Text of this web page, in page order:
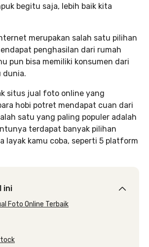
begitu saja, lebih baik kita
merupakan salah satu pilihan
penghasilan dari rumah
pun bisa memiliki konsumen dari
dunia.
situs jual foto online yang
hobi potret mendapat cuan dari
satu yang paling populer adalah
terdapat banyak pilihan
layak kamu coba, seperti 5 platform
ini
Foto Online Terbaik